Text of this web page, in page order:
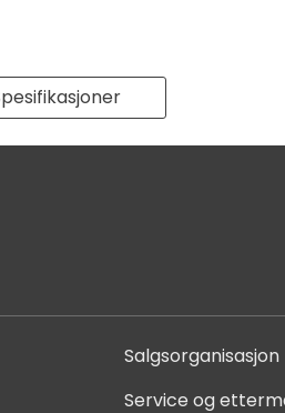
Salgsorganisasjon
Service og